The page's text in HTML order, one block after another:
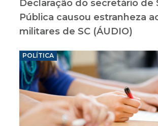
Declaração do secretário de
Pública causou estranheza
militares de SC (ÁUDIO)
POLÍTICA